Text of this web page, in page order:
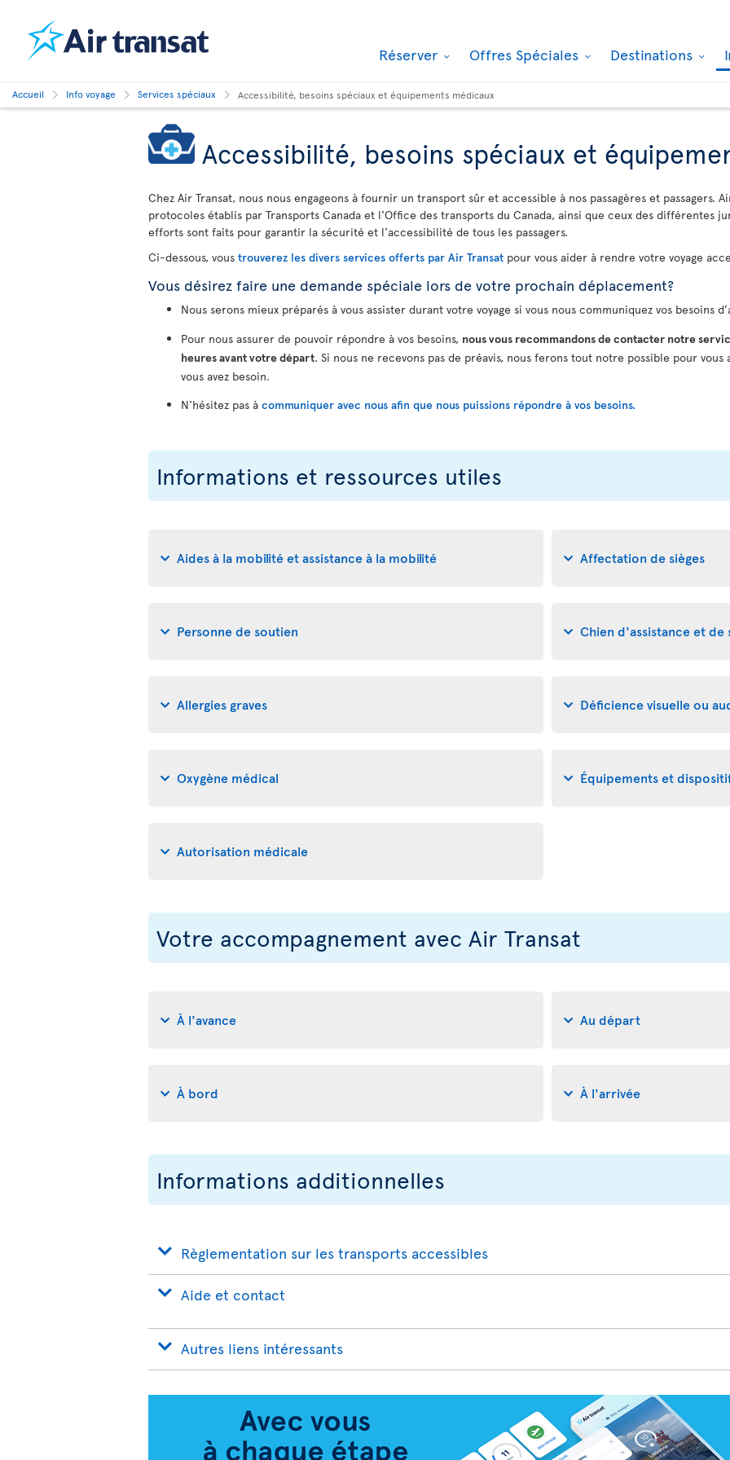
Réserver Offres Spéciales Destinations
Accueil Info voyage Services spéciaux Accessibilité, besoins spéciaux et équipements médicaux
Accessibilité, besoins spéciaux et
Chez Air Transat, nous nous engageons à fournir un transport sûr et accessible à nos passagères et passagers.
protocoles établis par Transports Canada et l'Office des transports du Canada, ainsi que ceux des différentes
efforts sont faits pour garantir la sécurité et l'accessibilité de tous les passagers.
Ci-dessous, vous trouverez les divers services offerts par Air Transat pour vous aider à rendre votre voyage
Vous désirez faire une demande spéciale lors de votre prochain déplacement?
Nous serons mieux préparés à vous assister durant votre voyage si vous nous communiquez vos besoins
Pour nous assurer de pouvoir répondre à vos besoins, nous vous recommandons de contacter notre
heures avant votre départ. Si nous ne recevons pas de préavis, nous ferons tout notre possible pour
vous avez besoin.
N'hésitez pas à communiquer avec nous afin que nous puissions répondre à vos besoins.
Informations et ressources utiles
Aides à la mobilité et assistance à la mobilité Affectation de sièges
Personne de soutien Chien d'assistance et
Allergies graves Déficience visuelle ou
Oxygène médical Équipements et
Autorisation médicale
Votre accompagnement avec Air Transat
À l'avance Au départ
À bord À l'arrivée
Informations additionnelles
Règlementation sur les transports accessibles
Aide et contact
Autres liens intéressants